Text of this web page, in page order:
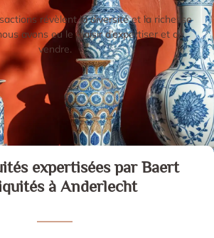
révèlent la diversité et la richesse
avons eu le plaisir d’expertiser et de
vendre.
expertisées par Baert
à Anderlecht